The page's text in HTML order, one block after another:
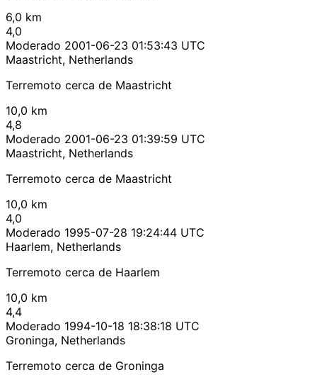
6,0 km
4,0
Moderado 2001-06-23 01:53:43 UTC
Maastricht, Netherlands
Terremoto cerca de Maastricht
10,0 km
4,8
Moderado 2001-06-23 01:39:59 UTC
Maastricht, Netherlands
Terremoto cerca de Maastricht
10,0 km
4,0
Moderado 1995-07-28 19:24:44 UTC
Haarlem, Netherlands
Terremoto cerca de Haarlem
10,0 km
4,4
Moderado 1994-10-18 18:38:18 UTC
Groninga, Netherlands
Terremoto cerca de Groninga